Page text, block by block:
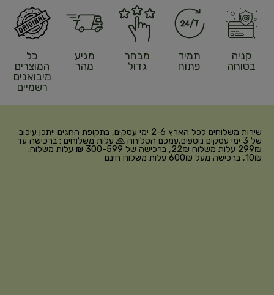
קניה
בטוחה
תמיד
פתוח
מבחר
גדול
מגיע
מהר
כל
המוצרים
מיבואנים
רשמיים
שירות משלוחים לכל הארץ 2-6 ימי עסקים, בתקופת החגים ייתכן עיכוב
של 3 ימי עסקים נוספים,עמכם הסליחה 🙏 עלות משלוחים : ברכישה עד
299₪ עלות משלוח 22₪, ברכישה של 300-599 ₪ עלות משלוח:
10₪, ברכישה מעל 600₪ עלות משלוח חינם